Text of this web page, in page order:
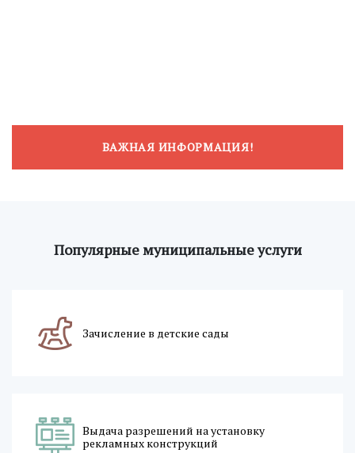
ВАЖНАЯ ИНФОРМАЦИЯ!
Популярные муниципальные услуги
Зачисление в детские сады
Выдача разрешений на установку
рекламных конструкций